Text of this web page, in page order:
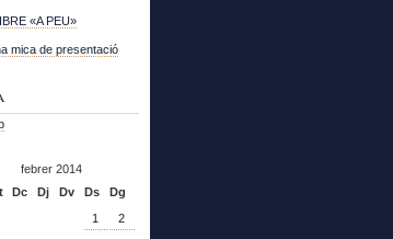
«A PEU»
mica de presentació
febrer 2014
Dc Dj Dv Ds
Dg
1
2